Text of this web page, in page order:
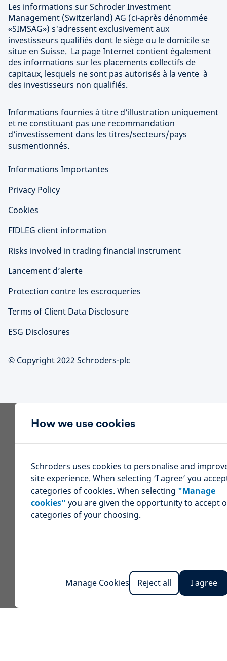
Les informations sur Schroder Investment
Management (Switzerland) AG (ci-après dénommée
«SIMSAG») s'adressent exclusivement aux
investisseurs qualifiés dont le siège ou le domicile se
situe en Suisse. La page Internet contient également
des informations sur les placements collectifs de
capitaux, lesquels ne sont pas autorisés à la vente à
des investisseurs non qualifiés.
Informations fournies à titre d’illustration uniquement
et ne constituant pas une recommandation
d’investissement dans les titres/secteurs/pays
susmentionnés.
Informations Importantes
Privacy Policy
Cookies
FIDLEG client information
Risks involved in trading financial instrument
Lancement d’alerte
Protection contre les escroqueries
Terms of Client Data Disclosure
ESG Disclosures
© Copyright 2022 Schroders-plc
How we use cookies
Schroders uses cookies to personalise and
site experience. When selecting ‘I agree’ you
categories of cookies. When selecting "Manage
cookies" you are given the opportunity to accept
categories of your choosing.
I agree
Reject all
Manage Cookies